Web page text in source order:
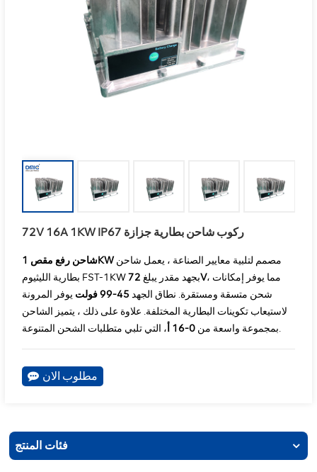
72V 16A 1KW IP67 ركوب شاحن بطارية جزازة
شاحن رفع مقص 1KWمصمم لتلبية معايير الصناعة ، يعمل شاحن
بطارية الليثيوم FST-1KW بجهد مقدر يبلغ 72 V، مما يوفر إمكانات
شحن متسقة ومستقرة. نطاق الجهد 45-99 فولت
يوفر المرونة
لاستيعاب تكوينات البطارية المختلفة. علاوة على ذلك ، يتميز الشاحن
بمجموعة واسعة من0-16 أ ، التي تلبي متطلبات الشحن المتنوعة.
مطلوب الان
فئات المنتج